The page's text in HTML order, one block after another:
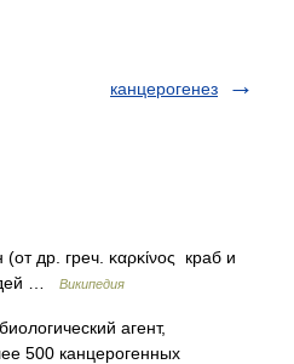
канцерогенез
др. греч. καρκίνος краб и
…
Википедия
агент,
500 канцерогенных